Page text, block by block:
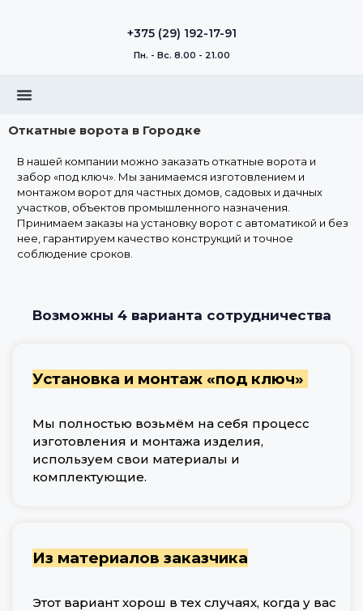
+375 (29) 192-17-91
Пн. - Вс. 8.00 - 21.00
Откатные ворота в Городке
В нашей компании можно заказать откатные ворота и
забор «под ключ». Мы занимаемся изготовлением и
монтажом ворот для частных домов, садовых и дачных
участков, объектов промышленного назначения.
Принимаем заказы на установку ворот с автоматикой и без
нее, гарантируем качество конструкций и точное
соблюдение сроков.
Возможны 4 варианта сотрудничества
Установка и монтаж «под ключ»
Мы полностью возьмём на себя процесс
изготовления и монтажа изделия,
используем свои материалы и
комплектующие.
Из материалов заказчика
Этот вариант хорош в тех случаях, когда у вас